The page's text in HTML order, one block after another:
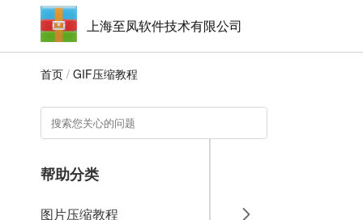
上海至凤软件技术有限公司
首页 / GIF压缩教程
帮助分类
图片压缩教程